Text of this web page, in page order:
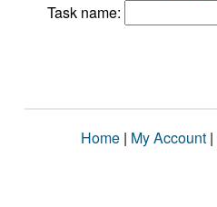
Task name:
Home | My Account |